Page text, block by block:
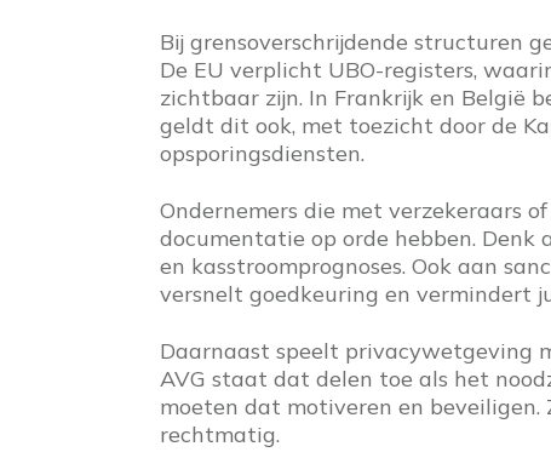
Bij grensoverschrijdende structuren
De EU verplicht UBO-registers,
zichtbaar zijn. In Frankrijk en België
geldt dit ook, met toezicht door de
opsporingsdiensten.
Ondernemers die met verzekeraars
documentatie op orde hebben. Denk
en kasstroomprognoses. Ook aan
versnelt goedkeuring en vermindert
Daarnaast speelt privacywetgeving
AVG staat dat delen toe als het
moeten dat motiveren en
rechtmatig.